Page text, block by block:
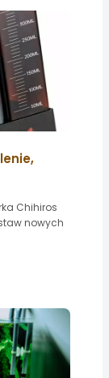
Chihiros
nowych